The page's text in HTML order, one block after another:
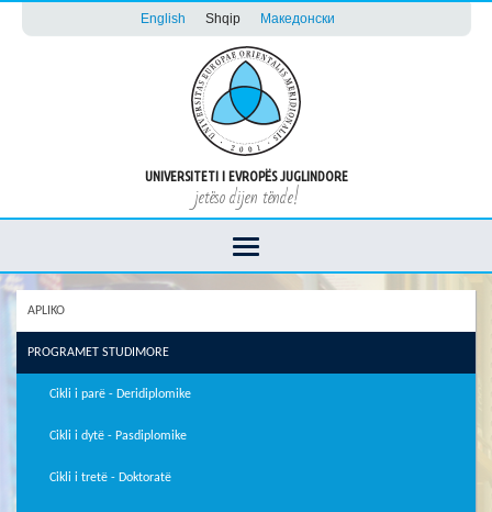
English Shqip Македонски
UNIVERSITETI I EVROPËS JUGLINDORE
jetëso dijen tënde!
APLIKO
PROGRAMET STUDIMORE
Cikli i parë - Deridiplomike
Cikli i dytë - Pasdiplomike
Cikli i tretë - Doktoratë